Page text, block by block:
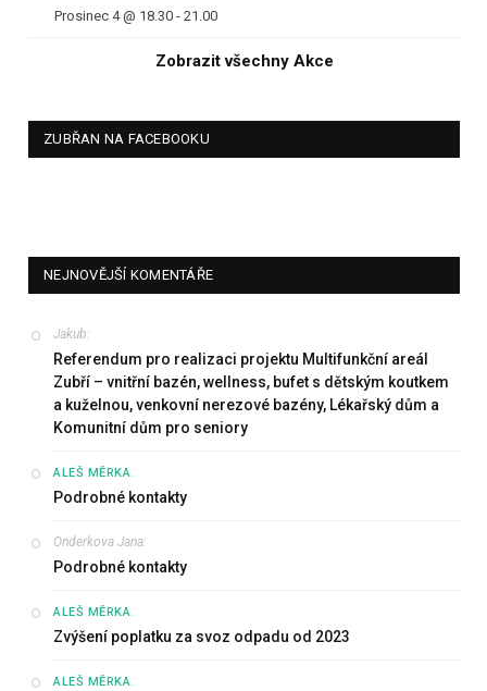
Prosinec 4 @ 18.30 - 21.00
Zobrazit všechny Akce
ZUBŘAN NA FACEBOOKU
NEJNOVĚJŠÍ KOMENTÁŘE
Jakub:
Referendum pro realizaci projektu Multifunkční areál
Zubří – vnitřní bazén, wellness, bufet s dětským koutkem
a kuželnou, venkovní nerezové bazény, Lékařský dům a
Komunitní dům pro seniory
ALEŠ MĚRKA:
Podrobné kontakty
Onderkova Jana:
Podrobné kontakty
ALEŠ MĚRKA:
Zvýšení poplatku za svoz odpadu od 2023
ALEŠ MĚRKA: